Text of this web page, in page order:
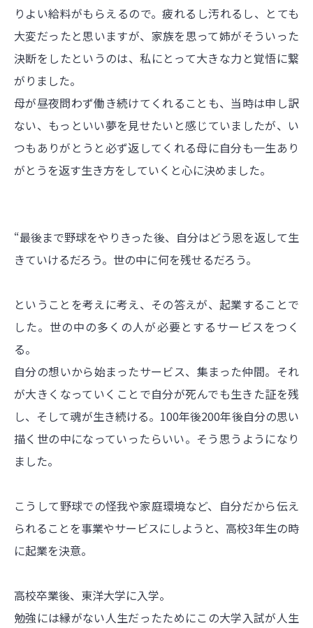
りよい給料がもらえるので。疲れるし汚れるし、とても
大変だったと思いますが、家族を思って姉がそういった
決断をしたというのは、私にとって大きな力と覚悟に繋
がりました。
母が昼夜問わず働き続けてくれることも、当時は申し訳
ない、もっといい夢を見せたいと感じていましたが、い
つもありがとうと必ず返してくれる母に自分も一生あり
がとうを返す生き方をしていくと心に決めました。
“最後まで野球をやりきった後、自分はどう恩を返して生
きていけるだろう。世の中に何を残せるだろう。
ということを考えに考え、その答えが、起業することで
した。世の中の多くの人が必要とするサービスをつく
る。
自分の想いから始まったサービス、集まった仲間。それ
が大きくなっていくことで自分が死んでも生きた証を残
し、そして魂が生き続ける。100年後200年後自分の思い
描く世の中になっていったらいい。そう思うようになり
ました。
こうして野球での怪我や家庭環境など、自分だから伝え
られることを事業やサービスにしようと、高校3年生の時
に起業を決意。
高校卒業後、東洋大学に入学。
勉強には縁がない人生だったためにこの大学入試が人生